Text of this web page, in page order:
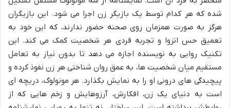
شده که هر کدام توسط یک بازیگر زن اجرا می شود. این بازیگران
هرگز به صورت همزمان روی صحنه حضور ندارند، که این خود به
تعمیق حس انزوا و تجربه فردی هر شخصیت کمک می کند. این
تکنیک روایی به نویسنده اجازه می دهد تا بدون نیاز به تعامل
مستقیم میان شخصیت ها، به عمق روان شناختی هر زن نفوذ کرده و
پیچیدگی های درونی او را به نمایش بگذارد. هر مونولوگ، دریچه ای
است به دنیای یک زن، افکارش، آرزوهایش و زخم هایی که از